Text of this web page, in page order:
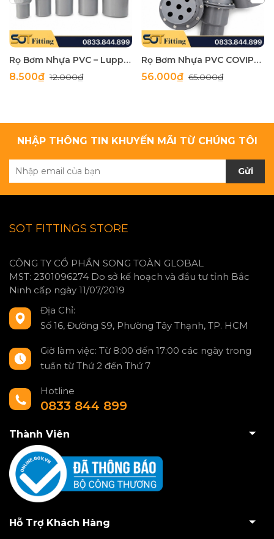
Rọ Bơm Nhựa PVC – Luppe Máy Bơm Nước Giữ Nước Mồi, Lọc Rác Hiệu Quả
8.500₫12.000₫
Rọ Bơm Nhựa PVC COVIPHA – Luppe Nhựa Giữ Nước Mồi Cho Máy Bơm Phi 60, Phi 90, Phi 114
56.000₫ 65.000₫
NHẬP THÔNG TIN KHUYẾN MÃI TỪ CHÚNG TÔI
Gửi
SOT FITTINGS STORE
CÔNG TY CỔ PHẦN SONG TOÀN GLOBAL
MST: 2301096274 Do sở kế hoạch và đầu tư tỉnh Bắc
Ninh cấp ngày 11/07/2019
Địa Chỉ:
Số 16, Đường S9, Phường Tây Thạnh, TP. HCM
Giờ làm việc: Từ 8:00 đến 17:00 các ngày trong
tuần từ Thứ 2 đến Thứ 7
Hotline
0833 844 899
Thành Viên
Hỗ Trợ Khách Hàng